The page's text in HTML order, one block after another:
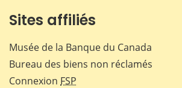
Sites affiliés
Musée de la Banque du Canada
Bureau des biens non réclamés
Connexion FSP